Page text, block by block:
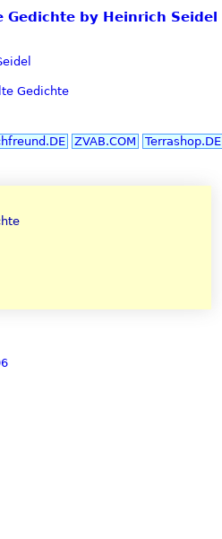
Gedichte by Heinrich Seidel
Gedichte
ZVAB.COM
Terrashop.DE